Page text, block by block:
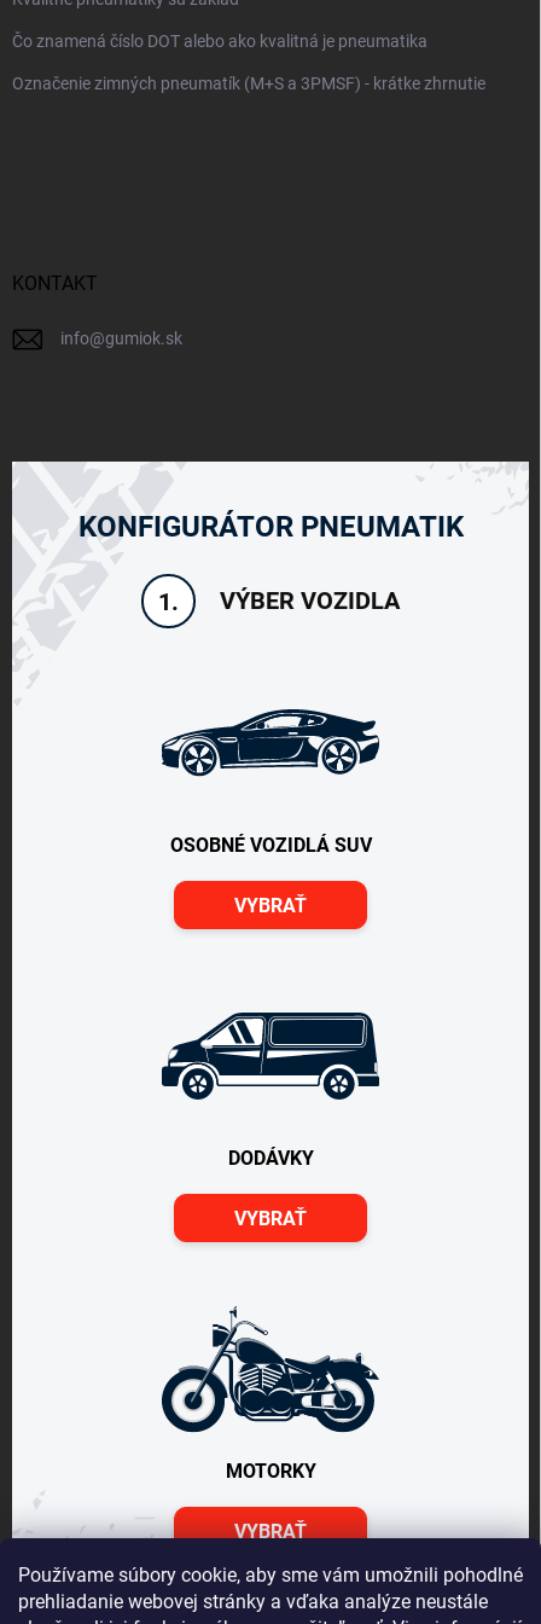
Používame súbory cookie, aby sme vám umožnili pohodlné
prehliadanie webovej stránky a vďaka analýze neustále
Čo znamená číslo DOT alebo ako kvalitná je pneumatika
Označenie zimných pneumatík (M+S a 3PMSF) - krátke zhrnutie
KONTAKT
info@gumiok.sk
KONFIGURÁTOR PNEUMATIK
1. VÝBER VOZIDLA
OSOBNÉ VOZIDLÁ SUV
VYBRAŤ
DODÁVKY
VYBRAŤ
MOTORKY
VYBRAŤ